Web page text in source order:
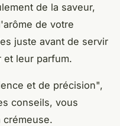
de la saveur,
de votre
juste avant de servir
et leur parfum.
et de précision",
conseils, vous
crémeuse.